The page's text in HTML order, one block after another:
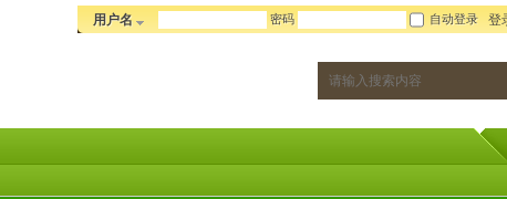
用户名 密码 自动登录 登